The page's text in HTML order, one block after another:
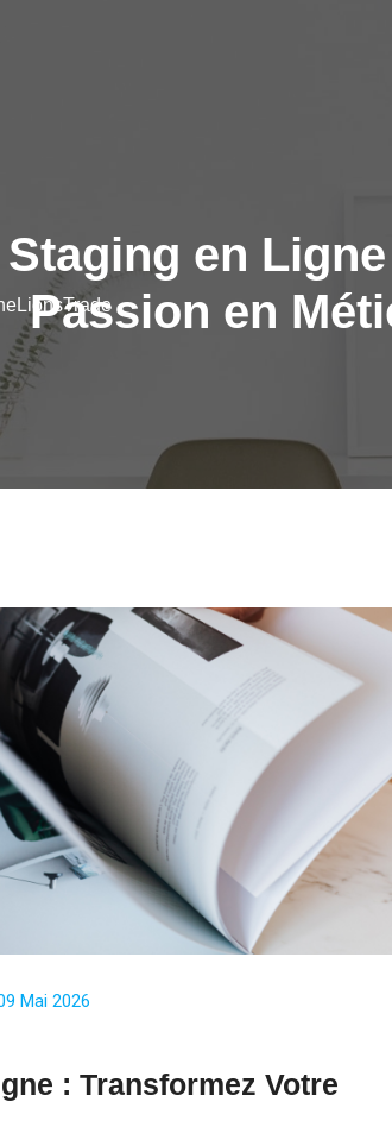
en
Passion en
Mai 2026
: Transformez Votre